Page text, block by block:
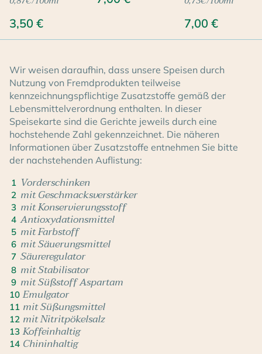
3,50 € 7,00 €
Wir weisen daraufhin, dass unsere Speisen durch
Nutzung von Fremdprodukten teilweise
kennzeichnungspflichtige Zusatzstoffe gemäß der
Lebensmittelverordnung enthalten. In dieser
Speisekarte sind die Gerichte jeweils durch eine
hochstehende Zahl gekennzeichnet. Die näheren
Informationen über Zusatzstoffe entnehmen Sie bitte
der nachstehenden Auflistung:
1 Vorderschinken
2 mit Geschmacksverstärker
3 mit Konservierungsstoff
4 Antioxydationsmittel
5 mit Farbstoff
6 mit Säuerungsmittel
7 Säureregulator
8 mit Stabilisator
9 mit Süßstoff Aspartam
10 Emulgator
11 mit Süßungsmittel
12 mit Nitritpökelsalz
13 Koffeinhaltig
14 Chininhaltig